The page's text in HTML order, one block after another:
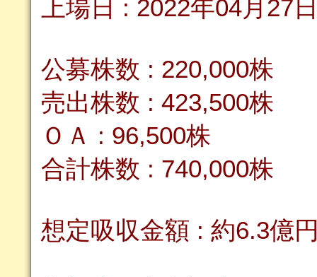
上場日 : 2022年04月27
公募株数 : 220,000株
売出株数 : 423,500株
ＯＡ : 96,500株
合計株数 : 740,000株
想定吸収金額 : 約6.3億